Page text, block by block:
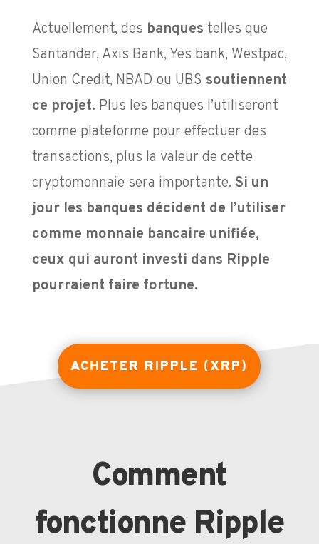
Actuellement, des banques telles que
Santander, Axis Bank, Yes bank, Westpac,
Union Credit, NBAD ou UBS soutiennent
ce projet. Plus les banques l’utiliseront
comme plateforme pour effectuer des
transactions, plus la valeur de cette
cryptomonnaie sera importante. Si un
jour les banques décident de l’utiliser
comme monnaie bancaire unifiée,
ceux qui auront investi dans Ripple
pourraient faire fortune.
ACHETER RIPPLE (XRP)
Comment
fonctionne Ripple